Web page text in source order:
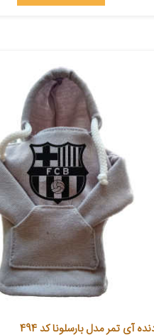
آی تمر مدل بارسلونا کد 494